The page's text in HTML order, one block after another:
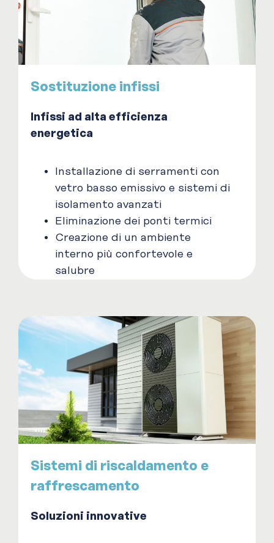
Sostituzione infissi
Infissi ad alta efficienza
energetica
Installazione di serramenti con
vetro basso emissivo e sistemi di
isolamento avanzati
Eliminazione dei ponti termici
Creazione di un ambiente
interno più confortevole e
salubre
Sistemi di riscaldamento e
raffrescamento
Soluzioni innovative